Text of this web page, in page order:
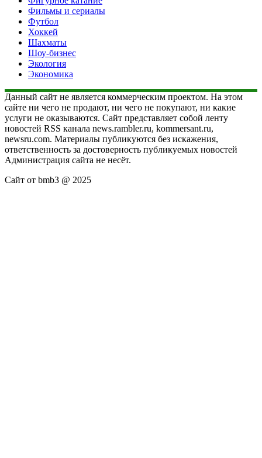
Фильмы и сериалы
Футбол
Хоккей
Шахматы
Шоу-бизнес
Экология
Экономика
Данный сайт не является коммерческим проектом. На этом
сайте ни чего не продают, ни чего не покупают, ни какие
услуги не оказываются. Сайт представляет собой ленту
новостей RSS канала news.rambler.ru, kommersant.ru,
newsru.com. Материалы публикуются без искажения,
ответственность за достоверность публикуемых новостей
Администрация сайта не несёт.
Сайт от bmb3 @ 2025